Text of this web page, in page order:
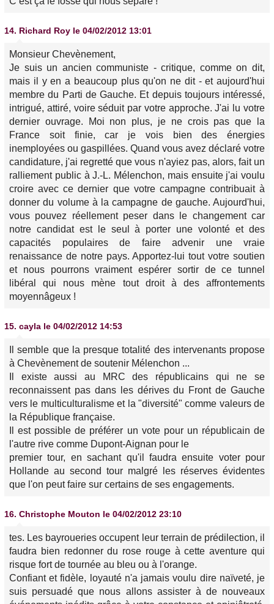
14. Richard Roy le 04/02/2012 13:01
Monsieur Chevènement,
Je suis un ancien communiste - critique, comme on dit,
mais il y en a beaucoup plus qu'on ne dit - et aujourd'hui
membre du Parti de Gauche. Et depuis toujours intéressé,
intrigué, attiré, voire séduit par votre approche. J'ai lu votre
dernier ouvrage. Moi non plus, je ne crois pas que la
France soit finie, car je vois bien des énergies
inemployées ou gaspillées. Quand vous avez déclaré votre
candidature, j'ai regretté que vous n'ayiez pas, alors, fait un
ralliement public à J.-L. Mélenchon, mais ensuite j'ai voulu
croire avec ce dernier que votre campagne contribuait à
donner du volume à la campagne de gauche. Aujourd'hui,
vous pouvez réellement peser dans le changement car
notre candidat est le seul à porter une volonté et des
capacités populaires de faire advenir une vraie
renaissance de notre pays. Apportez-lui tout votre soutien
et nous pourrons vraiment espérer sortir de ce tunnel
libéral qui nous mène tout droit à des affrontements
moyennâgeux !
15. cayla le 04/02/2012 14:53
Il semble que la presque totalité des intervenants propose
à Chevènement de soutenir Mélenchon ...
Il existe aussi au MRC des républicains qui ne se
reconnaissent pas dans les dérives du Front de Gauche
vers le multiculturalisme et la "diversité" comme valeurs de
la République française.
Il est possible de préférer un vote pour un républicain de
l'autre rive comme Dupont-Aignan pour le
premier tour, en sachant qu'il faudra ensuite voter pour
Hollande au second tour malgré les réserves évidentes
que l'on peut faire sur certains de ses engagements.
16. Christophe Mouton le 04/02/2012 23:10
tes. Les bayroueries occupent leur terrain de prédilection, il
faudra bien redonner du rose rouge à cette aventure qui
risque fort de tournée au bleu ou à l'orange.
Confiant et fidèle, loyauté n'a jamais voulu dire naïveté, je
suis persuadé que nous allons assister à de nouveaux